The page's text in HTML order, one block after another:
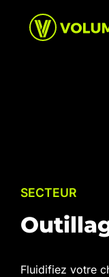
SECTEUR
Fluidifiez votre